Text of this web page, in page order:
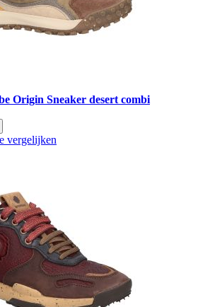
Origin Sneaker desert combi
vergelijken